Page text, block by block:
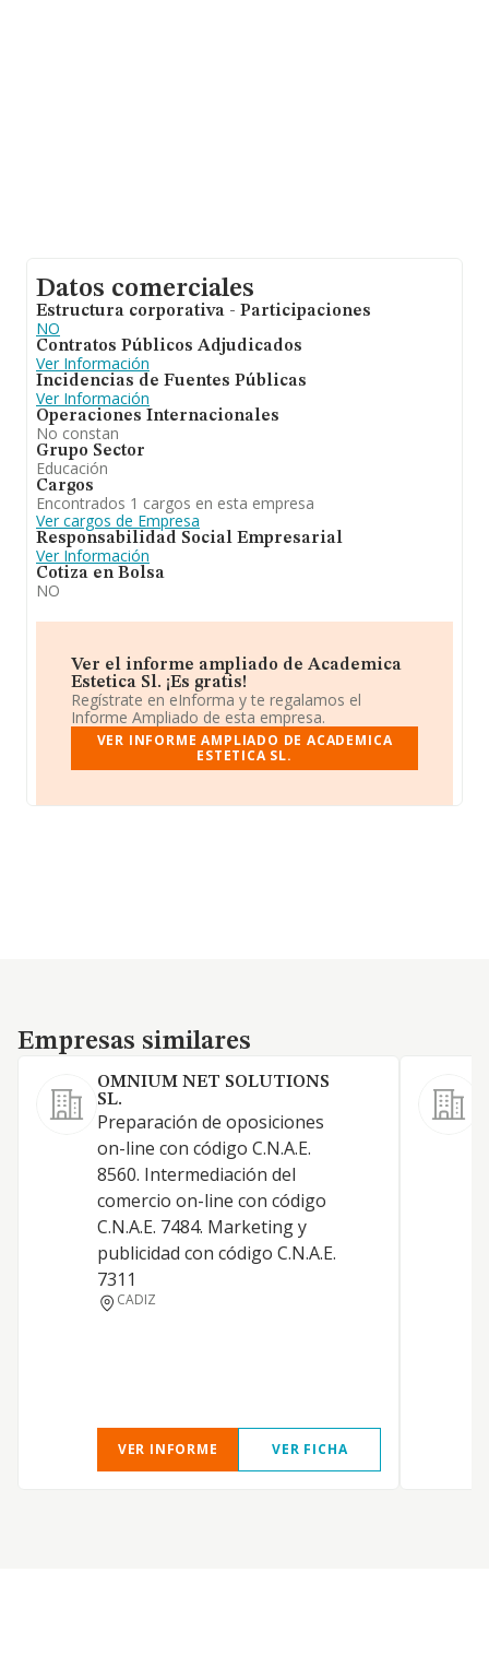
Datos comerciales
Estructura corporativa - Participaciones
NO
Contratos Públicos Adjudicados
Ver Información
Incidencias de Fuentes Públicas
Ver Información
Operaciones Internacionales
No constan
Grupo Sector
Educación
Cargos
Encontrados 1 cargos en esta empresa
Ver cargos de Empresa
Responsabilidad Social Empresarial
Ver Información
Cotiza en Bolsa
NO
Ver el informe ampliado de Academica
Estetica Sl. ¡Es gratis!
Regístrate en eInforma y te regalamos el
Informe Ampliado de esta empresa.
VER INFORME AMPLIADO DE ACADEMICA
ESTETICA SL.
Empresas similares
Empresas similares
OMNIUM NET SOLUTIONS
SL.
Preparación de oposiciones
on-line con código C.N.A.E.
8560. Intermediación del
comercio on-line con código
C.N.A.E. 7484. Marketing y
publicidad con código C.N.A.E.
7311
CADIZ
VER INFORME VER FICHA